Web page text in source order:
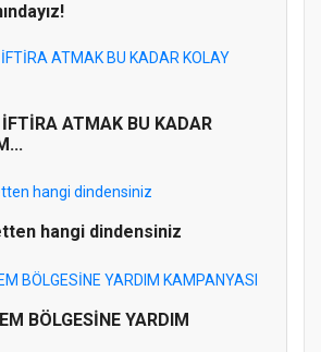
ATMAK BU KADAR
hangi dindensiniz
BÖLGESİNE YARDIM